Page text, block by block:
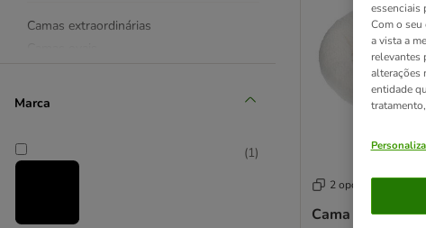
Camas extraordinárias
Camas de exterior
Marca
(1)
2 opções
Cama Fluffy
essenciais
Com o
a vista a
relevantes
alterações
entidade